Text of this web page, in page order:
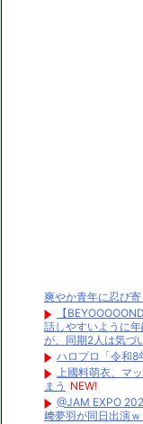
爽やか青年に忍び
【
話しやすいように
が、同期2人は気づ
ハロプロ「令和8
上國料萌衣、マ
まう NEW!
@JAM EXPO
﨑夢羽が同日出演ｗ